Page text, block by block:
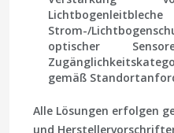
Strom-/
optischer
gemäß
Alle Lösungen erfolgen
und